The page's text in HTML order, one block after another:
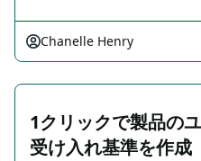
Chanelle Henry
1クリックで製品の
受け入れ基準を作成